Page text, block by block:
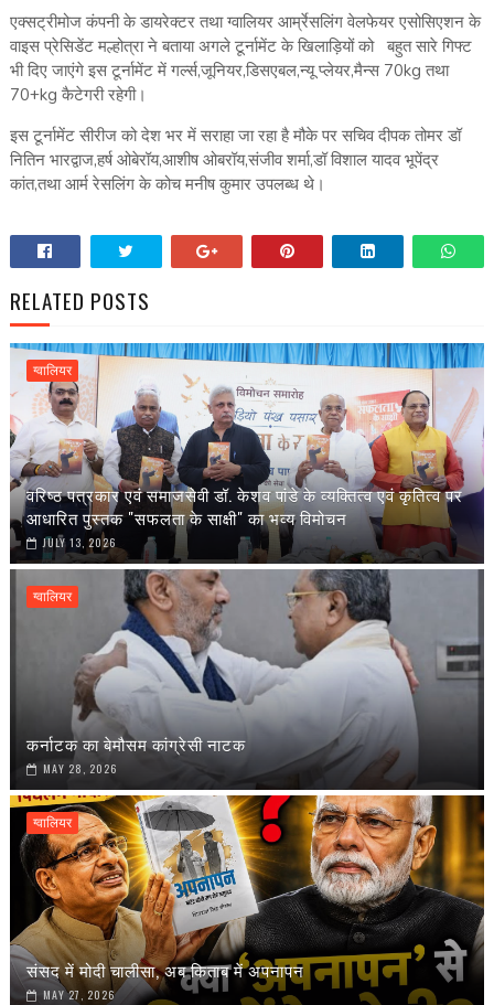
एक्सट्रीमोज कंपनी के डायरेक्टर तथा ग्वालियर आर्म्रेसलिंग वेलफेयर एसोसिएशन के
वाइस प्रेसिडेंट मल्होत्रा ने बताया अगले टूर्नामेंट के खिलाड़ियों को बहुत सारे गिफ्ट
भी दिए जाएंगे इस टूर्नामेंट में गर्ल्स,जूनियर,डिसएबल,न्यू प्लेयर,मैन्स 70kg तथा
70+kg कैटेगरी रहेगी।
इस टूर्नामेंट सीरीज को देश भर में सराहा जा रहा है मौके पर सचिव दीपक तोमर डॉ
नितिन भारद्वाज,हर्ष ओबेरॉय,आशीष ओबरॉय,संजीव शर्मा,डॉ विशाल यादव भूपेंद्र
कांत,तथा आर्म रेसलिंग के कोच मनीष कुमार उपलब्ध थे।
RELATED POSTS
ग्वालियर
वरिष्ठ पत्रकार एवं समाजसेवी डॉ. केशव पांडे के व्यक्तित्व एवं कृतित्व पर
आधारित पुस्तक "सफलता के साक्षी" का भव्य विमोचन
JULY 13, 2026
ग्वालियर
कर्नाटक का बेमौसम कांग्रेसी नाटक
MAY 28, 2026
ग्वालियर
संसद में मोदी चालीसा, अब किताब में अपनापन
MAY 27, 2026